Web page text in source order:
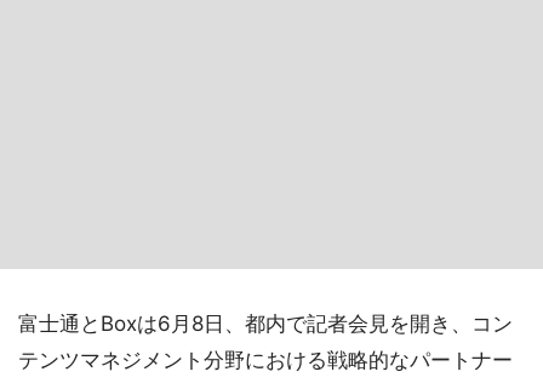
富士通とBoxは6月8日、都内で記者会見を開き、コン
テンツマネジメント分野における戦略的なパートナー